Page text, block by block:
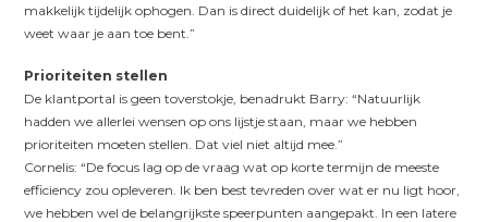
makkelijk tijdelijk ophogen. Dan is direct duidelijk of het kan, zodat je
weet waar je aan toe bent.”
Prioriteiten stellen
De klantportal is geen toverstokje, benadrukt Barry: “Natuurlijk
hadden we allerlei wensen op ons lijstje staan, maar we hebben
prioriteiten moeten stellen. Dat viel niet altijd mee.”
Cornelis: “De focus lag op de vraag wat op korte termijn de meeste
efficiency zou opleveren. Ik ben best tevreden over wat er nu ligt hoor,
we hebben wel de belangrijkste speerpunten aangepakt. In een latere